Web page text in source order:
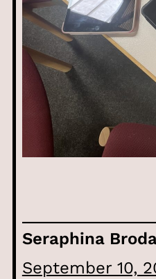
Seraphina
September 10,